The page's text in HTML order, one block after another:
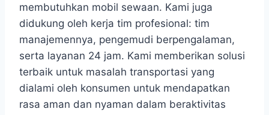
membutuhkan mobil sewaan. Kami juga
didukung oleh kerja tim profesional: tim
manajemennya, pengemudi berpengalaman,
serta layanan 24 jam. Kami memberikan solusi
terbaik untuk masalah transportasi yang
dialami oleh konsumen untuk mendapatkan
rasa aman dan nyaman dalam beraktivitas